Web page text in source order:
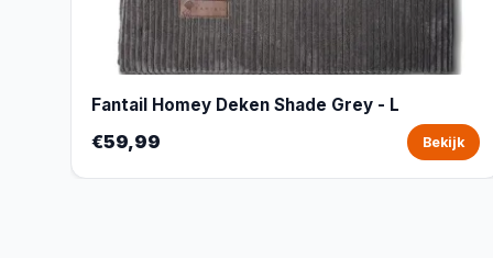
Fantail Homey Deken Shade Grey - L
€59,99 Bekijk